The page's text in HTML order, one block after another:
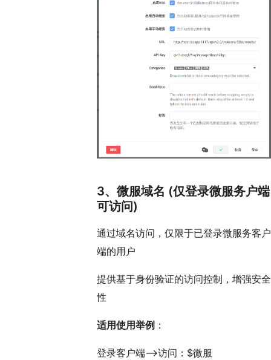
3、微服域名 (仅登录微服务户端
可访问)
通过域名访问，仅限于已登录微服务客户
端的用户
提供基于身份验证的访问控制，增强安全
性
适用使用举例 ：
登录客户端——>访问：$微服